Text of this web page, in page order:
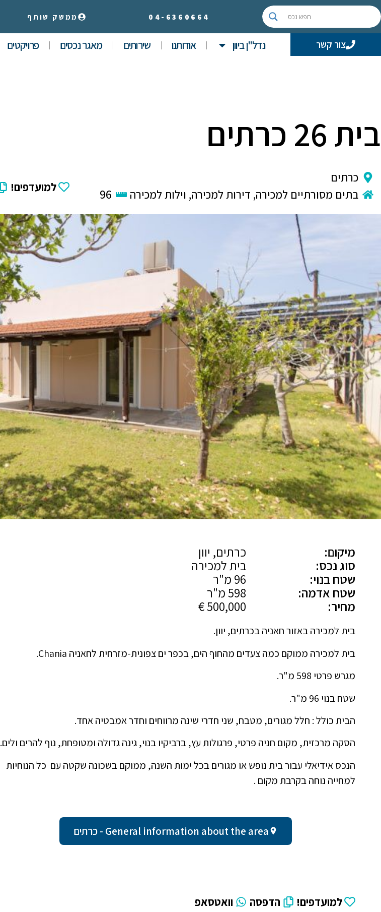
04- 6360664 ממשק שותף
צור קשר נדל"ן ביוון אודותנו שירותים מאגר נכסים פרויקטים
בית 26 כרתים
כרתים
בתים מסורתיים למכירה, דירות למכירה, וילות למכירה 96 למועדפים!
מיקום:
כרתים, יוון
סוג נכס:
בית למכירה
שטח בנוי:
שטח אדמה:
מחיר:
בית למכירה באזור חאניה בכרתים, יוון.
בית למכירה ממוקם כמה צעדים מהחוף הים, בכפר ים צפונית-מזרחית לחאניה Chania.
מגרש פרטי 598 מ"ר.
שטח בנוי 96 מ"ר.
הבית כולל : חלל מגורים, מטבח, שני חדרי שינה מרווחים וחדר אמבטיה אחד.
הסקה מרכזית, מקום חניה פרטי, פרגולות עץ, ברביקיו בנוי, גינה גדולה ומטופחת, נוף להרים ולים.
הנכס אידיאלי עבור בית נופש או מגורים בכל ימות השנה, ממוקם בשכונה שקטה עם כל הנוחיות
למחייה נוחה בקרבת מקום .
General information about the area - כרתים
למועדפים! הדפסה וואטסאפ